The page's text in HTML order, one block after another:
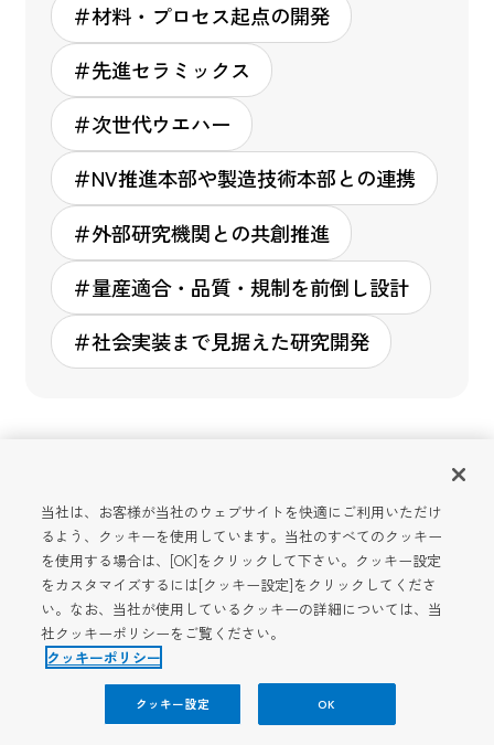
＃材料・プロセス起点の開発
＃先進セラミックス
＃次世代ウエハー
＃NV推進本部や製造技術本部との連携
＃外部研究機関との共創推進
＃量産適合・品質・規制を前倒し設計
＃社会実装まで見据えた研究開発
関連コンテンツ
当社は、お客様が当社のウェブサイトを快適にご利用いただけ
るよう、クッキーを使用しています。当社のすべてのクッキー
を使用する場合は、[OK]をクリックして下さい。クッキー設定
をカスタマイズするには[クッキー設定]をクリックしてくださ
い。なお、当社が使用しているクッキーの詳細については、当
社クッキーポリシーをご覧ください。
クッキーポリシー
クッキー設定 OK